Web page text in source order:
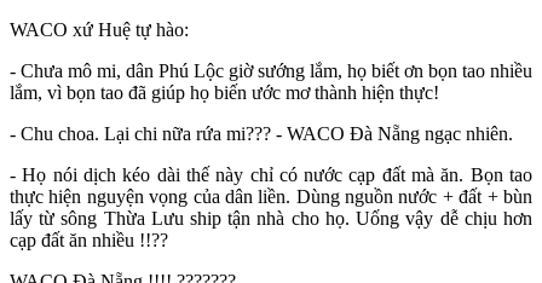
WACO xứ Huệ tự hào:
- Chưa mô mi, dân Phú Lộc giờ sướng lắm, họ biết ơn bọn tao nhiều
lắm, vì bọn tao đã giúp họ biến ước mơ thành hiện thực!
- Chu choa. Lại chi nữa rứa mi??? - WACO Đà Nẵng ngạc nhiên.
- Họ nói dịch kéo dài thế này chỉ có nước cạp đất mà ăn. Bọn tao
thực hiện nguyện vọng của dân liền. Dùng nguồn nước + đất + bùn
lấy từ sông Thừa Lưu ship tận nhà cho họ. Uống vậy dễ chịu hơn
cạp đất ăn nhiều !!??